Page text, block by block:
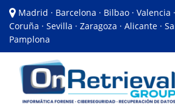
Madrid · Barcelona · Bilbao · Valencia
Coruña · Sevilla · Zaragoza · Alicante ·
Pamplona